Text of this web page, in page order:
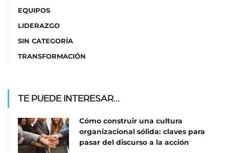
EQUIPOS
LIDERAZGO
SIN CATEGORÍA
TRANSFORMACIÓN
TE PUEDE INTERESAR...
Cómo construir una cultura
organizacional sólida: claves para
pasar del discurso a la acción